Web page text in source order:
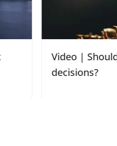
you trust unanimous